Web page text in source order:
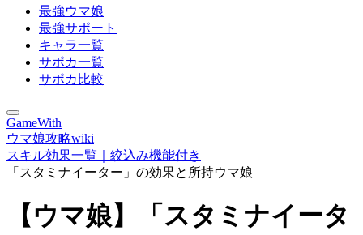
最強ウマ娘
最強サポート
キャラ一覧
サポカ一覧
サポカ比較
GameWith
ウマ娘攻略wiki
スキル効果一覧｜絞込み機能付き
「スタミナイーター」の効果と所持ウマ娘
【ウマ娘】「スタミナイータ